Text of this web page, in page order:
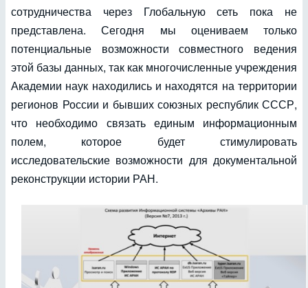
сотрудничества через Глобальную сеть пока не
представлена. Сегодня мы оцениваем только
потенциальные возможности совместного ведения
этой базы данных, так как многочисленные учреждения
Академии наук находились и находятся на территории
регионов России и бывших союзных республик СССР,
что необходимо связать единым информационным
полем, которое будет стимулировать
исследовательские возможности для документальной
реконструкции истории РАН.